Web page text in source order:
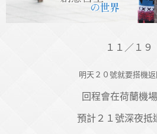
１１／１９
明天２０號就要搭機
回程會在荷蘭機
預計２１號深夜抵